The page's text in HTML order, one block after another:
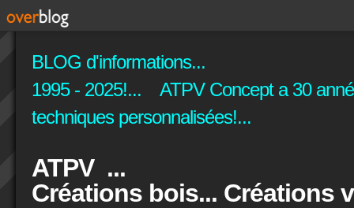
BLOG d'informations...
1995 - 2025!... ATPV Concept a 30
techniques personnalisées!...
ATPV ...
Créations bois... Créations